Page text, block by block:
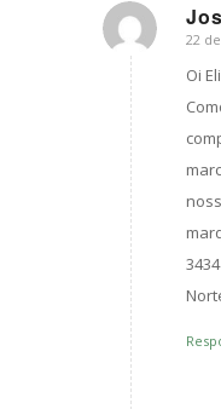
s
ays:
22
Oi